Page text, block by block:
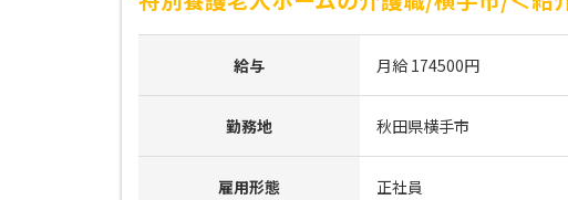
給与 月給 174500円
勤務地 秋田県横手市
雇用形態 正社員